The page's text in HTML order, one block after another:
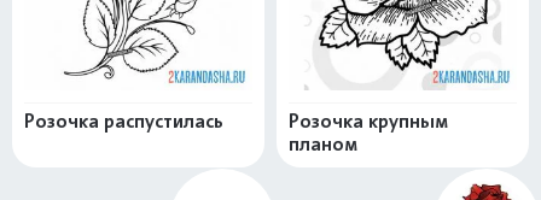
Розочка распустилась
Розочка крупным
планом